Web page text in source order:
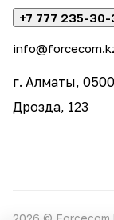
+7 777 235-30-
г. Алматы,
Дрозда, 123